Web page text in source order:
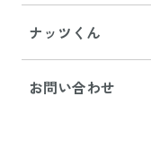
ナッツくん
お問い合わせ